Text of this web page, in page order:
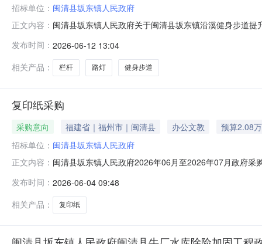
招标单位： 闽清县坂东镇人民政府
正文内容： 闽清县坂东镇人民政府关于闽清县坂东镇沿溪健身步道
用资金规模及资助项目2025年上级下达我镇中央专项彩
（一）项目名称闽清县坂东镇沿溪
发布时间： 2026-06-12 13:04
相关产品：
栏杆 路灯 健身步道
复印纸采购
采购意向 福建省｜福州市｜闽清县 办公文教
预算2.08
招标单位： 闽清县坂东镇人民政府
正文内容： 闽清县坂东镇人民政府2026年06月至2026年07月政府
公需求需满足的要求:办公需求预计采购时间：2026-07
发布时间： 2026-06-04 09:48
相关产品：
复印纸